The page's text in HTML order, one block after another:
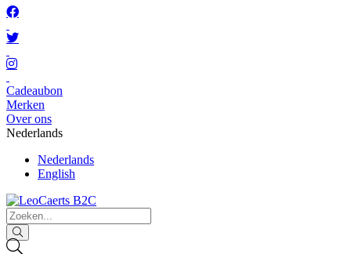
Cadeaubon
Merken
Over ons
Nederlands
Nederlands
English